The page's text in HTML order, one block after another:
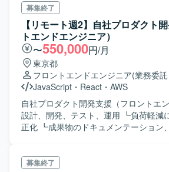
ントエンド開発(設計・コーデイング・
ンド開発(設計・コーディング・テスト)
運用関連作業・運用自動化 ・インフラ
as Code)、開発環境自動化 ・スクラム
営
募集終了
【リモート週2】自社プロダクト
トエンドエンジニア）
〜550,000円/月
東京都
フロントエンドエンジニア(業務委
JavaScript ・ React ・ AWS
自社プロダクト開発支援（フロントエ
設計、開発、テスト、運用 ┗負荷軽減
正化 ┗成果物のドキュメンテーション
募集終了